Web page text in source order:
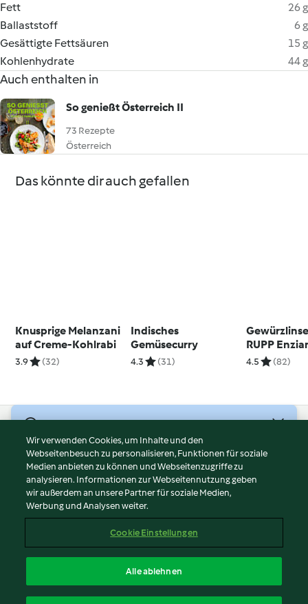
Fett
26 g
Ballaststoff
6 g
Gesättigte Fettsäuren
15 g
Kohlenhydrate
44 g
Auch enthalten in
So genießt Österreich II
73 Rezepte
Österreich
Das könnte dir auch gefallen
Knusprige Melanzani
auf Creme-Kohlrabi
3.9 (32)
Indisches
Gemüsecurry
4.3 (31)
RUPP
4.5 (82)
Nutzungsbedingungen
Datenschutzrichtlinien
Disclaimer
Impressum
Inhalt melden
Erklärung zur Barrierefreiheit
Wir verwenden Cookies, um Inhalte und den
Webseitenbesuch zu personalisieren, Funktionen für soziale
Medien anbieten zu können und Webseitenzugriffe zu
analysieren. Informationen zur Webseitennutzung geben
wir außerdem an unsere Partner für soziale Medien,
Werbung und Analysen weiter.
Cookie Einstellungen
Alle ablehnen